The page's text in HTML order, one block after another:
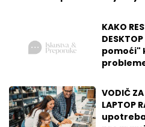
KAKO
pomoći"
VODIČ
LAPTOP